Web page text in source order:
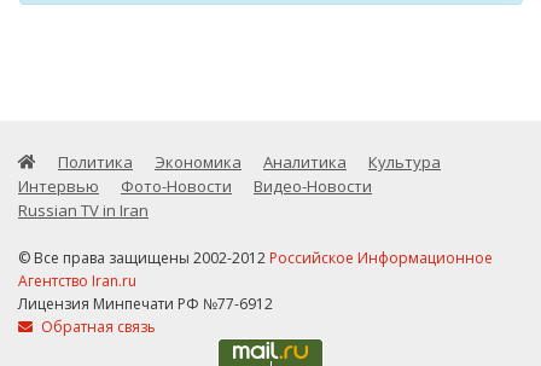
Политика Экономика Аналитика
Культура
Интервью
Фото-Новости
Видео-Новости
Russian TV in Iran
© Все права защищены 2002-2012 Российское Информационное
Агентство Iran.ru
Лицензия Минпечати РФ №77-6912
Обратная связь